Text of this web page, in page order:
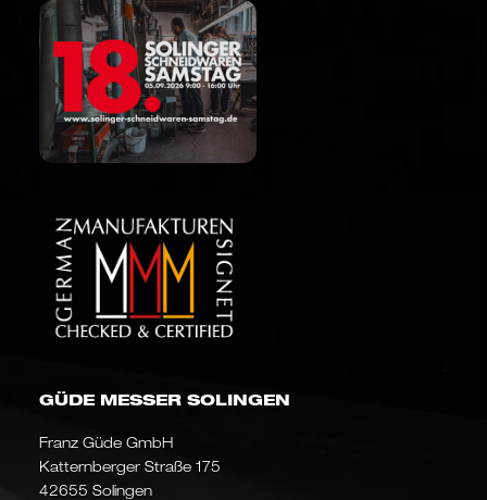
GÜDE MESSER SOLINGEN
Franz Güde GmbH
Katternberger Straße 175
42655 Solingen